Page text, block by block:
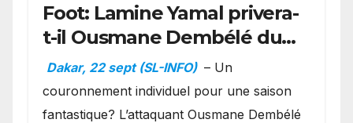
Foot: Lamine Yamal privera-
t-il Ousmane Dembélé du
Ballon d’or ?
Dakar, 22 sept (SL-INFO) – Un
couronnement individuel pour une saison
fantastique? L’attaquant Ousmane Dembélé